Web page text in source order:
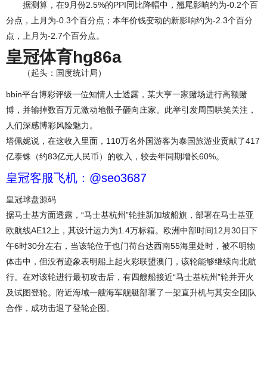
据测算，在9月份2.5%的PPI同比降幅中，翘尾影响约为-0.2个百
分点，上月为-0.3个百分点；本年价钱变动的新影响约为-2.3个百分
点，上月为-2.7个百分点。
皇冠体育hg86a
（起头：国度统计局）
bbin平台博彩评级一位知情人士透露，某大亨一家赌场进行高额赌
博，并输掉数百万元激动地骰子砸向庄家。此举引发周围哄笑关注，
人们深感博彩风险魅力。
塔佩妮说，在这收入里面，110万名外国游客为泰国旅游业贡献了417
亿泰铢（约83亿元人民币）的收入，较去年同期增长60%。
皇冠客服飞机：@seo3687
皇冠球盘源码
据马士基方面透露，“马士基杭州”轮挂新加坡船旗，部署在马士基亚
欧航线AE12上，其设计运力为1.4万标箱。欧洲中部时间12月30日下
午6时30分左右，当该轮位于也门荷台达西南55海里处时，被不明物
体击中，但没有迹象表明船上起火彩联盟澳门，该轮能够继续向北航
行。在对该轮进行最初攻击后，有四艘船接近“马士基杭州”轮并开火
及试图登轮。附近海域一艘海军舰艇部署了一架直升机与其安全团队
合作，成功击退了登轮企图。